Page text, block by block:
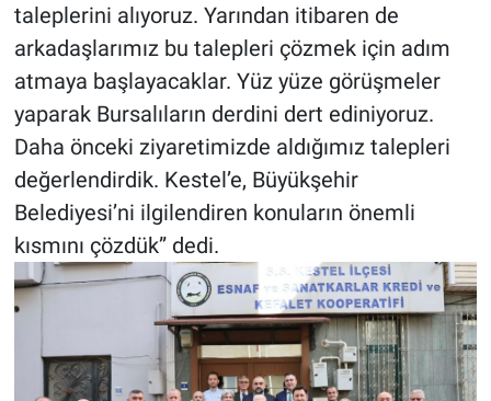
taleplerini alıyoruz. Yarından itibaren de
arkadaşlarımız bu talepleri çözmek için adım
atmaya başlayacaklar. Yüz yüze görüşmeler
yaparak Bursalıların derdini dert ediniyoruz.
Daha önceki ziyaretimizde aldığımız talepleri
değerlendirdik. Kestel’e, Büyükşehir
Belediyesi’ni ilgilendiren konuların önemli
kısmını çözdük” dedi.